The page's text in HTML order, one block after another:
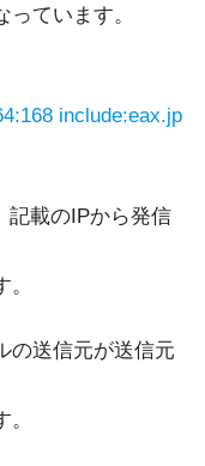
ています。
include:eax.jp
記載のIPから発信
の送信元が送信元